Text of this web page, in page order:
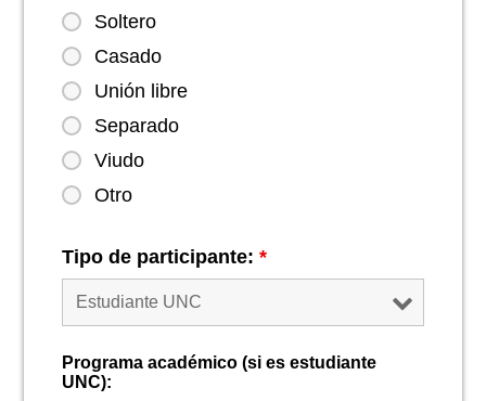
Soltero
Casado
Unión libre
Separado
Viudo
Otro
Tipo de participante:*
Programa académico (si es estudiante
UNC):